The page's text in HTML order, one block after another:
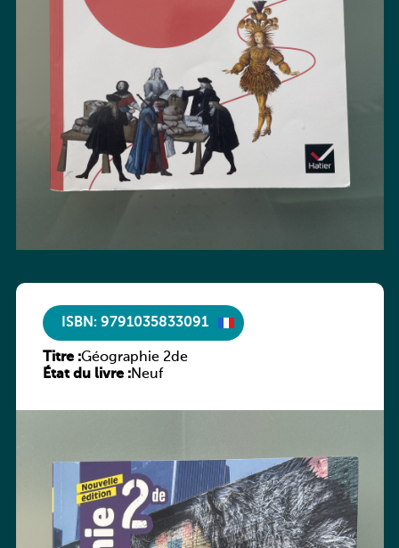
ISBN: 9791035833091
Titre :Géographie 2de
État du livre :Neuf